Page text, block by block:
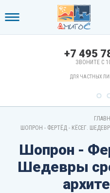
+7 495
ЗВОНИТЕ С
ДЛЯ ЧАСТНЫХ
ШОПРОН - ФЕРТЁД - КЁСЕГ.
Шопрон -
Шедевры